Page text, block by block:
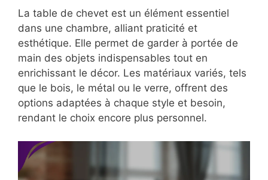
La table de chevet est un élément essentiel
dans une chambre, alliant praticité et
esthétique. Elle permet de garder à portée de
main des objets indispensables tout en
enrichissant le décor. Les matériaux variés, tels
que le bois, le métal ou le verre, offrent des
options adaptées à chaque style et besoin,
rendant le choix encore plus personnel.